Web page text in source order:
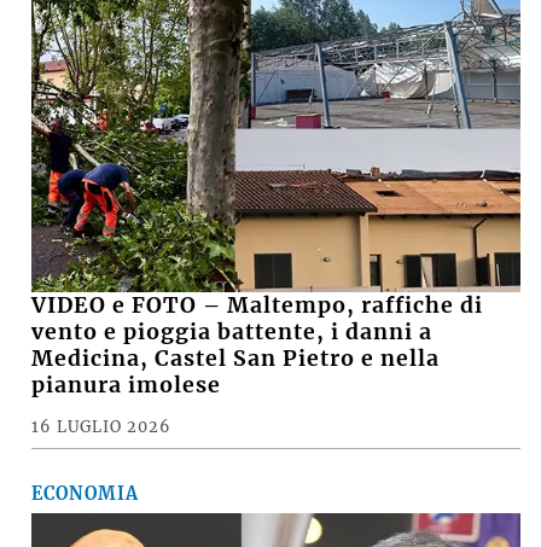
VIDEO e FOTO – Maltempo, raffiche di
vento e pioggia battente, i danni a
Medicina, Castel San Pietro e nella
pianura imolese
16 LUGLIO 2026
ECONOMIA